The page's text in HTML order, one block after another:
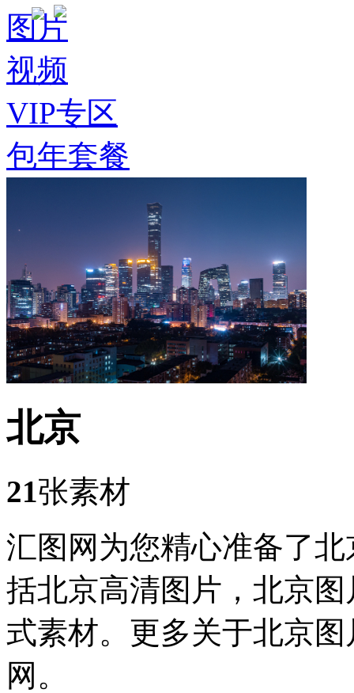
图片
视频
VIP专区
包年套餐
北京
21张素材
汇图网为您精心准备了
括北京高清图片，北京
式素材。更多关于北京
网。